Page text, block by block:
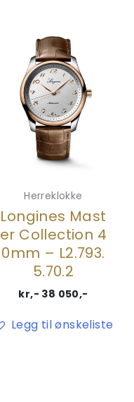
Herreklokke
Longines Mast
er Collection 4
0mm – L2.793.
5.70.2
kr,- 38 050,-
Legg til ønskeliste